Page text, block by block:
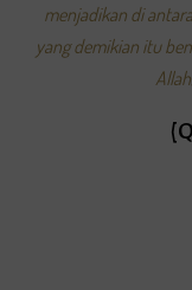
menjadikan di
yang demikian itu